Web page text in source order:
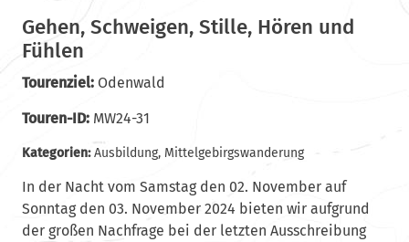
Gehen, Schweigen, Stille, Hören und
Fühlen
Tourenziel:Odenwald
Touren-ID:MW24-31
Kategorien:Ausbildung, Mittelgebirgswanderung
In der Nacht vom Samstag den 02. November auf
Sonntag den 03. November 2024 bieten wir aufgrund
der großen Nachfrage bei der letzten Ausschreibung